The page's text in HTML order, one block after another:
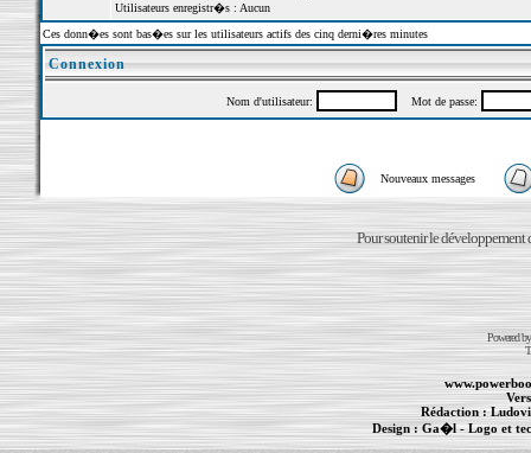
Utilisateurs enregistr�s : Aucun
Ces donn�es sont bas�es sur les utilisateurs actifs des cinq derni�res minutes
Connexion
Nom d'utilisateur: Mot de passe:
Nouveaux messages
Pour soutenir le développement
Powered
Rédaction :
Design : Ga�l- Logo et
- MacBook Pro-